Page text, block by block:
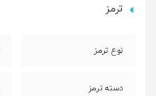
ترمز
نوع ترمز
دسته ترمز